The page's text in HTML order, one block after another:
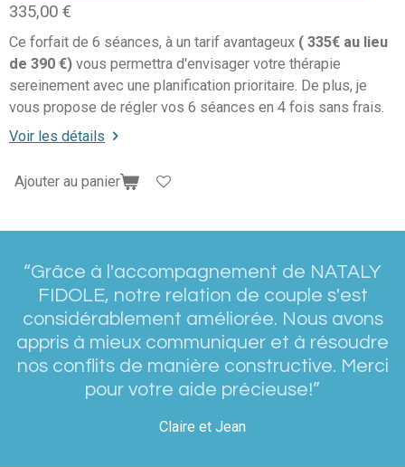
335,00 €
Ce forfait de 6 séances, à un tarif avantageux ( 335€ au lieu
de 390 €) vous permettra d'envisager votre thérapie
sereinement avec une planification prioritaire. De plus, je
vous propose de régler vos 6 séances en 4 fois sans frais.
Voir les détails
Ajouter au panier
“Grâce à l'accompagnement de NATALY
FIDOLE, notre relation de couple s'est
considérablement améliorée. Nous avons
appris à mieux communiquer et à résoudre
nos conflits de manière constructive. Merci
pour votre aide précieuse!”
Claire et Jean